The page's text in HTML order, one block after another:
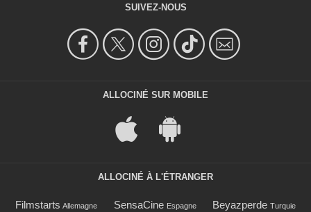
SUIVEZ-NOUS
ALLOCINÉ SUR MOBILE
ALLOCINÉ À L'ÉTRANGER
Filmstarts Allemagne SensaCine Espagne Beyazperde Turquie